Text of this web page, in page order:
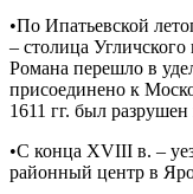
•По Ипатьевской
– столица Угличского
Романа перешло в
присоединено к
1611 гг. был
•С конца XVIII в. –
районный центр в